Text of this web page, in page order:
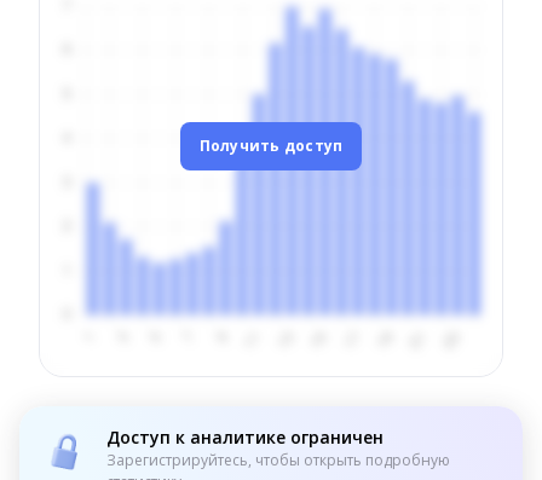
Получить доступ
Доступ к аналитике ограничен
Зарегистрируйтесь, чтобы открыть подробную